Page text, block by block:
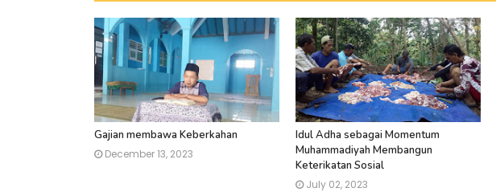
Gajian membawa Keberkahan
December 13, 2023
Idul Adha sebagai Momentum
Muhammadiyah Membangun
Keterikatan Sosial
July 02, 2023